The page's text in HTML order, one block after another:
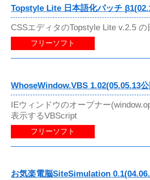
Topstyle Lite 日本語化パッチ
CSSエディタのTopstyle Lite v.2.5
フリーソフト
WhoseWindow.VBS 1.02(05.05.13
IEウィンドウのオープナー
表示するVBScript
フリーソフト
お気楽電脳SiteSimulation